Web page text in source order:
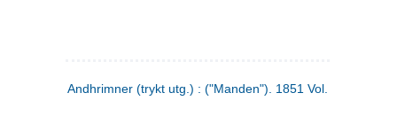
Andhrimner (trykt utg.) : ("Manden"). 1851 Vol. 2 Nr. 6